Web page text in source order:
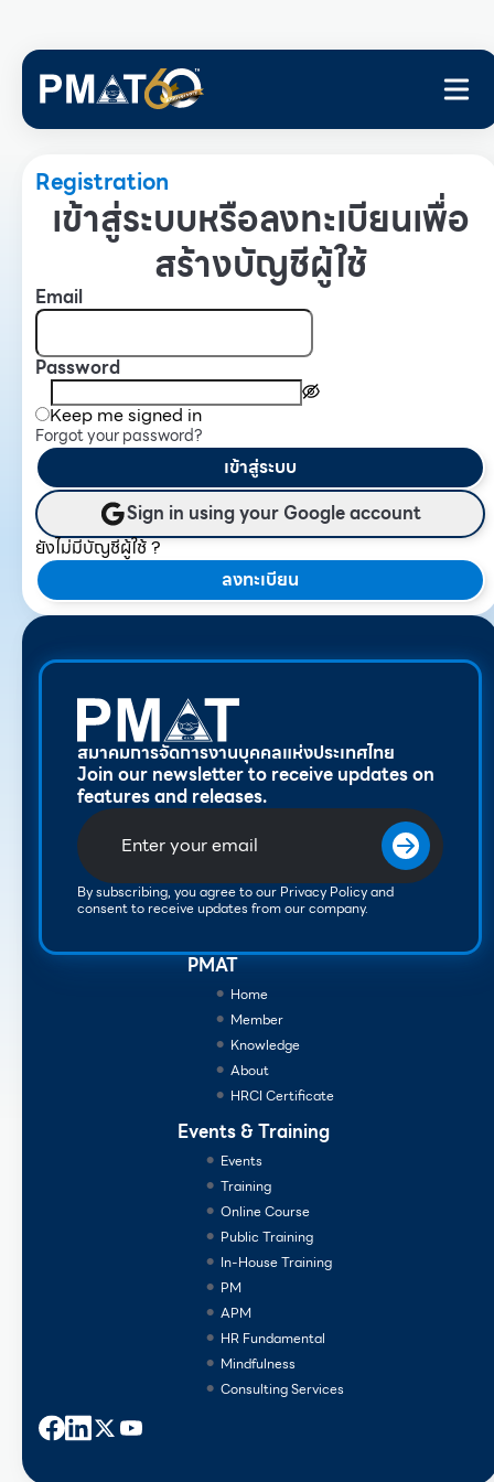
Registration
เข้าสู่ระบบหรือลงทะเบียนเพื่อ
สร้างบัญชีผู้ใช้
Email
Password
Keep me signed in
Forgot your password?
เข้าสู่ระบบ
Sign in using your Google account
ยังไม่มีบัญชีผู้ใช้ ?
ลงทะเบียน
สมาคมการจัดการงานบุคคลแห่งประเทศไทย
Join our newsletter to receive updates on
features and releases.
By subscribing, you agree to our Privacy Policy and
consent to receive updates from our company.
PMAT
Home
Member
Knowledge
About
HRCI Certificate
Events & Training
Events
Training
Online Course
Public Training
In-House Training
PM
APM
HR Fundamental
Mindfulness
Consulting Services